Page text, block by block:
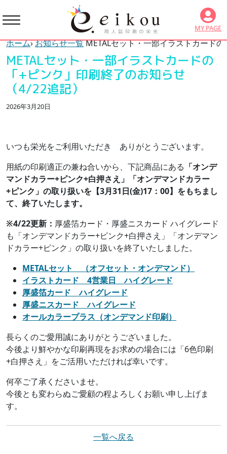
MY PAGE
ホーム›お知らせ一覧METALセット・一部イラストカード
METALセット・一部イラストカードの
「+ピンク」印刷終了のお知らせ
（4/22追記）
2026年3月20日
いつも栄光をご利用いただき ありがとうございます。
用紙の印刷適正の兼ね合いから、下記商品にある 「オンデ
マンドカラー+ピンク+白押さえ」「オンデマンドカラー
+ピンク」の取り扱いを【3月31日(金)17：00】をもちまし
て、終了いたします。
※4/22更新： 厚盛箔カード・厚盛ニスカード ハイグレード
も「オンデマンドカラー+ピンク+白押さえ」「オンデマン
ドカラー+ピンク」の取り扱いを終了いたしました。
METALセット （オフセット・オンデマンド）
イラストカード 4営業日ハイグレード
厚盛箔カード ハイグレード
厚盛ニスカード ハイグレード
オールカラープラス（オンデマンド印刷）
長らくのご愛用誠にありがとうございました。
今後より鮮やかな印刷再現をお求めの場合には「6色印刷
+白押さえ」をご活用いただければ幸いです。
何卒ご了承くださいませ。
今後とも変わらぬご愛顧の程よろしくお願い申し上げま
す。
一覧へ戻る